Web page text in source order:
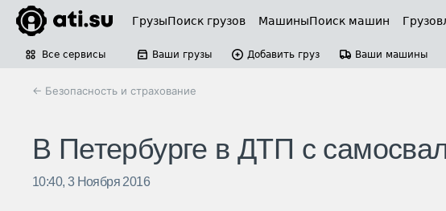
ГрузыПоиск грузов МашиныПоиск машин
Все сервисы Ваши грузы Добавить груз Ваши машины
← Безопасность и страхование
В Петербурге в ДТП с
10:40, 3 Ноября 2016